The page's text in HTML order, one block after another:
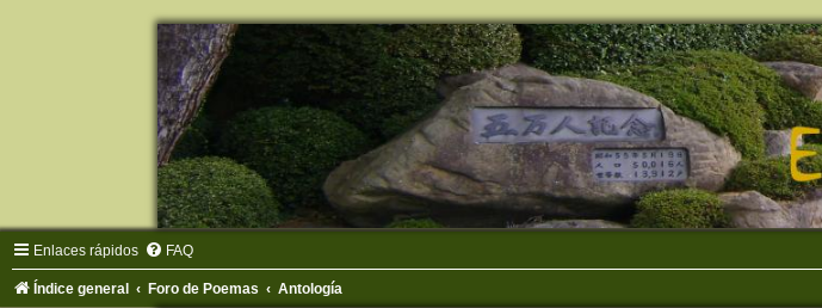
Enlaces rápidos FAQ
Índice general Foro de Poemas Antología